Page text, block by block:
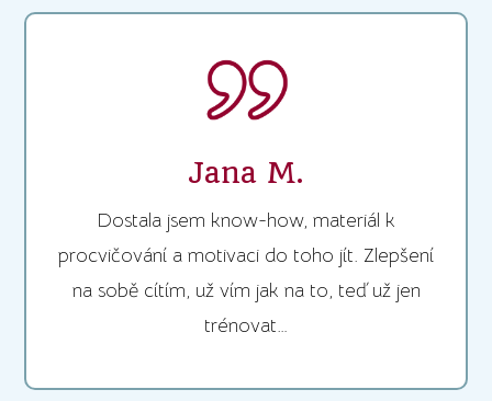
Jana M.
Dostala jsem know-how, materiál k
procvičování a motivaci do toho jít. Zlepšení
na sobě cítím, už vím jak na to, teď už jen
trénovat…